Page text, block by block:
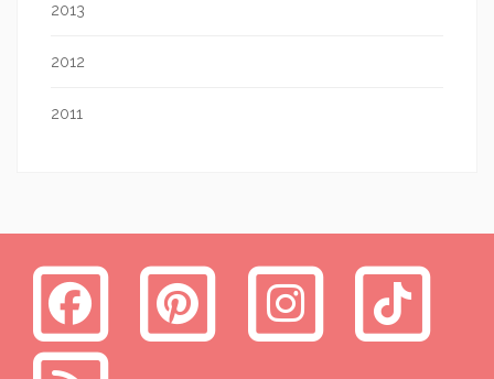
2013
2012
2011